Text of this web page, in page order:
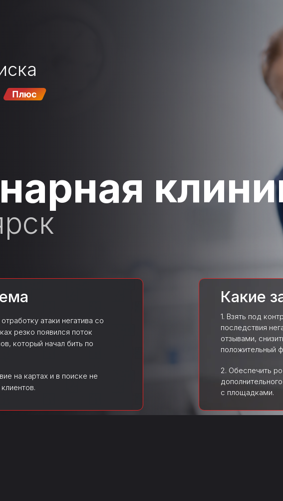
атаки негатива со
резко появился поток
который начал бить по
на картах и в поиске не
Какие
1. Взять под
последствия
отзывами,
положительный
2. Обеспечить
с площадками.